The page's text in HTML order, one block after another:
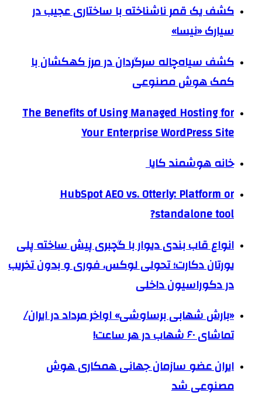
کشف یک قمر ناشناخته با ساختاری عجیب در
سیارک «نیسا»
کشف سیاه‌چاله سرگردان در مرز کهکشان با
کمک هوش مصنوعی
The Benefits of Using Managed Hosting for
Your Enterprise WordPress Site
خانه هوشمند کایا
HubSpot AEO vs. Otterly: Platform or
standalone tool?
انواع قاب بندی دیوار با گچبری پیش ساخته پلی
یورتان دکارت؛ تحولی لوکس، فوری و بدون تخریب
در دکوراسیون داخلی
«بارش شهابی برساوشی» اواخر مرداد در ایران/
تماشای ۶۰ شهاب در هر ساعت!
ایران عضو سازمان جهانی همکاری هوش
مصنوعی شد